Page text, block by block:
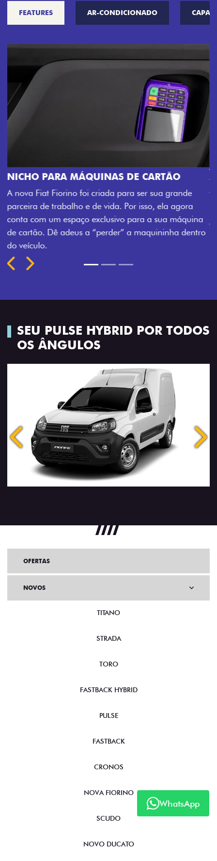
FEATURES AR-CONDICIONADO
CHAVE COM TELECOMANDO
Agora, a chave da sua nova Fiorino pode abrir o
veículo também à distância, e não mais somente
fechadura. São detalhes como esse que trazem
mais fluidez para o seu dia de trabalho.
Previous
SEU PULSE HYBRID POR TODOS
OS ÂNGULOS
Anterior
WhatsApp
OFERTAS
NOVOS
TITANO
STRADA
TORO
FASTBACK HYBRID
PULSE
FASTBACK
CRONOS
NOVA FIORINO
SCUDO
NOVO DUCATO